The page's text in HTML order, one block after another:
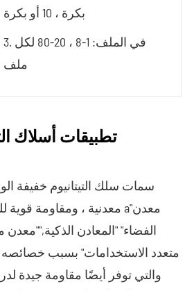
بكرة ، 10 أو بكرة
3. في الملف: 1-8 ، 20-80 لكل
ملف
تطبيقات أسلاك
سمات سلك التيتانيوم خفيفة
معدنية ، ومقاومة قوية للتآكل. يشار إليها باسم a"معدن
الفضاء"
"المعادن الذكية,""معدن
متعدد الاستخدامات" بسبب خصائصه
والتي توفر أيضًا مقاومة جيدة